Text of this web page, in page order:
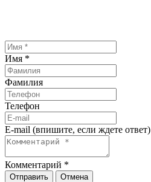
Имя *
Фамилия
Телефон
E-mail (впишите, если ждете ответ)
Комментарий *
Отправить Отмена